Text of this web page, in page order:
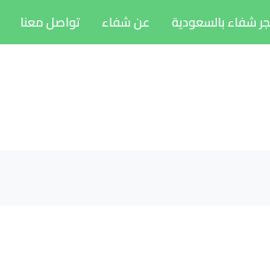
شفاء بالسعودية عن شفاء تواصل معنا